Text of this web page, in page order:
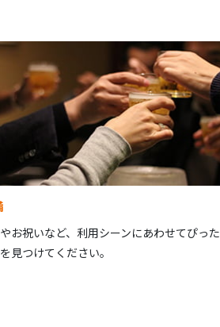
お祝いなど、利用シーンにあわせてぴった
見つけてください。